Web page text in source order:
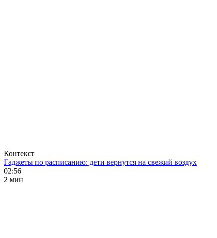
Контекст
Гаджеты по расписанию: дети вернутся на свежий воздух
02:56
2 мин